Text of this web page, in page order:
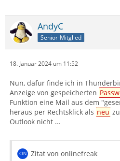
AndyC
Senior-Mitglied
18. Januar 2024 um 11:52
Nun, dafür finde ich in
Anzeige von gespeicherten
Funktion eine Mail aus dem
heraus per Rechtsklick als neu
Outlook nicht ...
Zitat von onlinefreak